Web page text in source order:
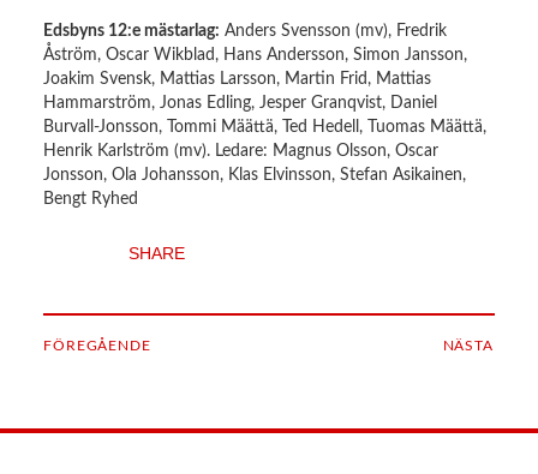
Edsbyns 12:e mästarlag: Anders Svensson (mv), Fredrik
Åström, Oscar Wikblad, Hans Andersson, Simon Jansson,
Joakim Svensk, Mattias Larsson, Martin Frid, Mattias
Hammarström, Jonas Edling, Jesper Granqvist, Daniel
Burvall-Jonsson, Tommi Määttä, Ted Hedell, Tuomas Määttä,
Henrik Karlström (mv). Ledare: Magnus Olsson, Oscar
Jonsson, Ola Johansson, Klas Elvinsson, Stefan Asikainen,
Bengt Ryhed
SHARE
FÖREGÅENDE NÄSTA